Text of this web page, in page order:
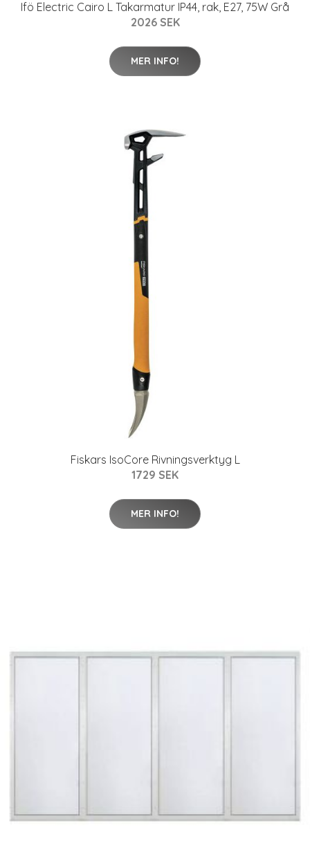
Ifö Electric Cairo L Takarmatur IP44, rak, E27, 75W Grå
2026 SEK
MER INFO!
Fiskars IsoCore Rivningsverktyg L
1729 SEK
MER INFO!